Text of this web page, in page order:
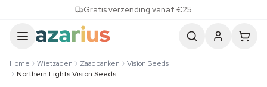
Gratis verzending vanaf €25
Home Wietzaden Zaadbanken
Vision Seeds
Northern Lights Vision Seeds